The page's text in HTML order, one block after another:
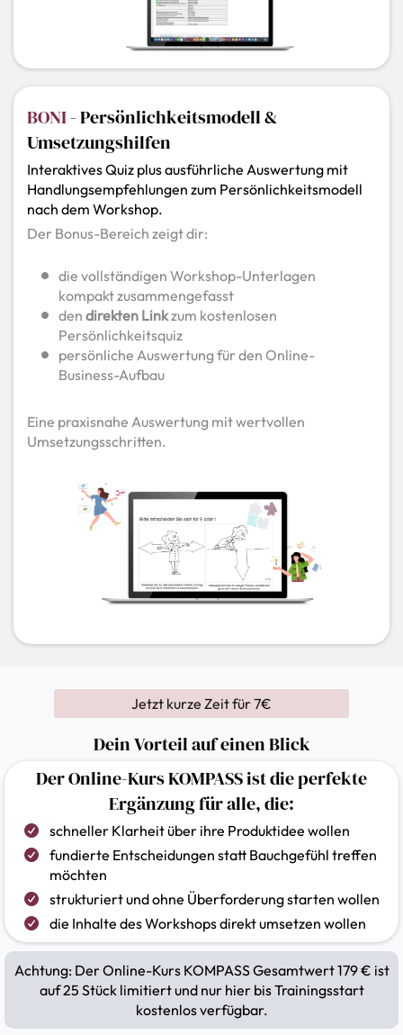
BONI- Persönlichkeitsmodell &
Umsetzungshilfen
Interaktives Quiz plus ausführliche Auswertung mit
Handlungsempfehlungen zum Persönlichkeitsmodell
nach dem Workshop.
Der Bonus-Bereich zeigt dir:
die vollständigen Workshop-Unterlagen
kompakt zusammengefasst
den direkten Linkzum kostenlosen
Persönlichkeitsquiz
persönliche Auswertung für den Online-
Business-Aufbau
Eine praxisnahe Auswertung mit wertvollen
Umsetzungsschritten.
Jetzt kurze Zeit für 7€
Dein Vorteil auf einen Blick
Der Online-Kurs KOMPASS ist die perfekte
Ergänzung für alle, die:
schneller Klarheit über ihre Produktidee wollen
fundierte Entscheidungen statt Bauchgefühl treffen
möchten
strukturiert und ohne Überforderung starten wollen
die Inhalte des Workshops direkt umsetzen wollen
Achtung: Der Online-Kurs KOMPASS Gesamtwert 179 € ist
auf 25 Stück limitiert und nur hier bis Trainingsstart
kostenlos verfügbar.